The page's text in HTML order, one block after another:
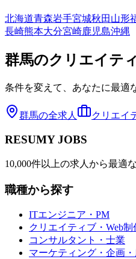
北海道青森岩手宮城秋田 山形
長崎熊本大分宮崎鹿児島沖縄
群馬のクリエイテ
条件を変えて、あなたに最適
群馬の全求人 クリエイ
RESUMY JOBS
10,000件以上の求人から最適
職種から探す
ITエンジニア・PM
クリエイティブ・Web制
コンサルタント・士業
マーケティング・企画・